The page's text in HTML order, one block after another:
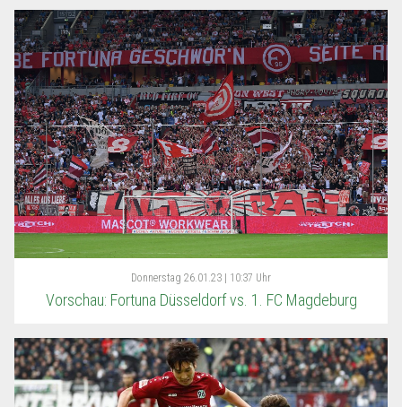
Donnerstag 26.01.23 | 10:37 Uhr
Vorschau: Fortuna Düsseldorf vs. 1. FC Magdeburg